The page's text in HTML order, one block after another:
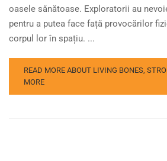
oasele sănătoase. Exploratorii au
pentru a putea face față provocărilor
corpul lor în spațiu. ...
READ MORE ABOUT LIVING BONES,
MORE